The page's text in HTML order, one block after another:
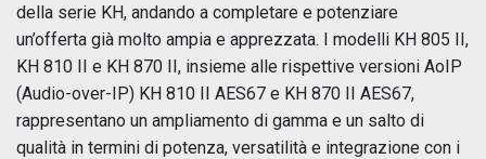
della serie KH, andando a completare e potenziare
un’offerta già molto ampia e apprezzata. I modelli KH 805 II,
KH 810 II e KH 870 II, insieme alle rispettive versioni AoIP
(Audio-over-IP) KH 810 II AES67 e KH 870 II AES67,
rappresentano un ampliamento di gamma e un salto di
qualità in termini di potenza, versatilità e integrazione con i